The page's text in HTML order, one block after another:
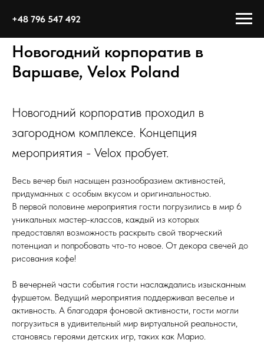
+48 796 547 492
Новогодний корпоратив в
Варшаве, Velox Poland
Новогодний корпоратив проходил в
загородном комплексе. Концепция
мероприятия - Velox пробует.
Весь вечер был насыщен разнообразием активностей,
придуманных с особым вкусом и оригинальностью.
В первой половине мероприятия гости погрузились в мир 6
уникальных мастер-классов, каждый из которых
предоставлял возможность раскрыть свой творческий
потенциал и попробовать что-то новое. От декора свечей до
рисования кофе!
В вечерней части события гости наслаждались изысканным
фуршетом. Ведущий мероприятия поддерживал веселье и
активность. А благодаря фоновой активности, гости могли
погрузиться в удивительный мир виртуальной реальности,
становясь героями детских игр, таких как Марио.